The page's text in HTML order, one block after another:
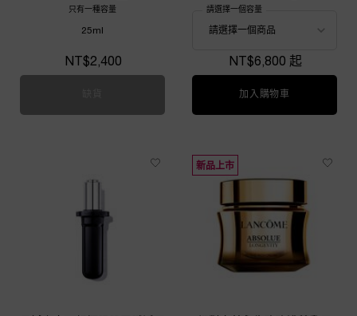
只有一種容量
25ml
NT$2,400
請選擇一個容量
NT$6,800 起
加入購物車
新品上市